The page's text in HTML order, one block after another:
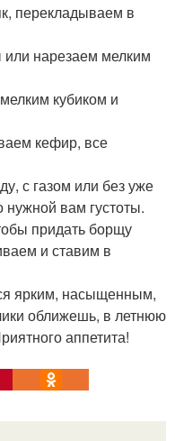
перекладываем в
или нарезаем мелким
кубиком и
кефир, все
с газом или без уже
вам густоты.
придать борщу
и ставим в
ярким, насыщенным,
оближешь, в летнюю
аппетита!